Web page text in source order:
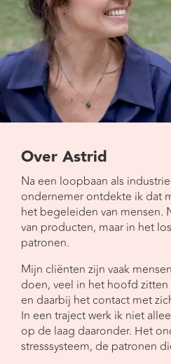
Over Astrid
Na een loopbaan als
ondernemer ontdekte ik dat
het begeleiden van mensen.
van producten, maar in het
patronen.
Mijn cliënten zijn vaak
doen, veel in het hoofd
en daarbij het contact met
In een traject werk ik niet
op de laag daaronder. Het
stresssysteem, de patronen